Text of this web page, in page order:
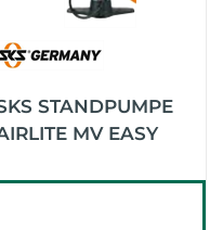
STANDPUMPE
MV EASY